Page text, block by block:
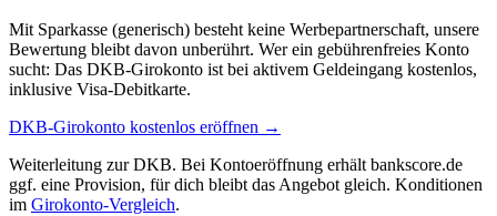
Mit Sparkasse (generisch) besteht keine Werbepartnerschaft, unsere
Bewertung bleibt davon unberührt. Wer ein gebührenfreies Konto
sucht: Das DKB-Girokonto ist bei aktivem Geldeingang kostenlos,
inklusive Visa-Debitkarte.
DKB-Girokonto kostenlos eröffnen →
Weiterleitung zur DKB. Bei Kontoeröffnung erhält bankscore.de
ggf. eine Provision, für dich bleibt das Angebot gleich. Konditionen
im Girokonto-Vergleich.